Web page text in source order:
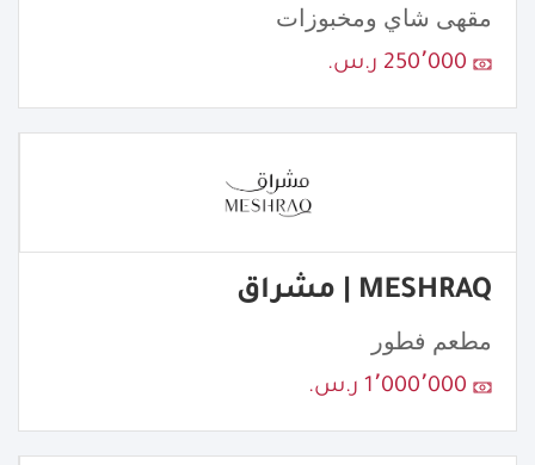
مقهى شاي ومخبوزات
250٬000 ر.س.
MESHRAQ | مشراق
مطعم فطور
1٬000٬000 ر.س.